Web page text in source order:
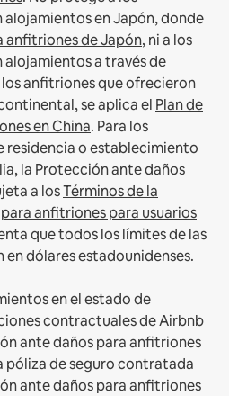
en Japón, donde
anfitriones de Japón, ni a los
a través de
los anfitriones que ofrecieron
se aplica el Plan de
en China. Para los
residencia o establecimiento
la Protección ante daños
a losTérminos de la
anfitriones para usuarios
que todos los límites de las
dólares estadounidenses.
en el estado de
contractuales de Airbnb
ante daños para anfitriones
póliza de seguro contratada
ante daños para anfitriones